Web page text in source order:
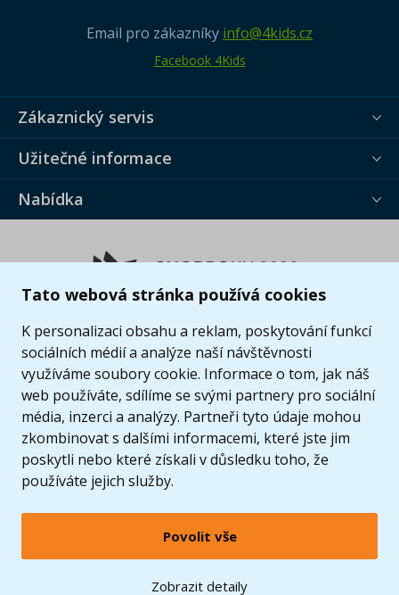
Tato webová stránka používá cookies
K personalizaci obsahu a reklam, poskytování funkcí
sociálních médií a analýze naší návštěvnosti
využíváme soubory cookie. Informace o tom, jak náš
web používáte, sdílíme se svými partnery pro sociální
média, inzerci a analýzy. Partneři tyto údaje mohou
zkombinovat s dalšími informacemi, které jste jim
poskytli nebo které získali v důsledku toho, že
používáte jejich služby.
Povolit vše
Zobrazit detaily
Email pro zákazníky info@4kids.cz
Facebook 4Kids
Zákaznický servis
Užitečné informace
Nabídka
© 2005 - 2026 Copyright 4kids.cz
LEGO, logo LEGO a minifigurka jsou ochrannými známkami společnosti LEGO Group. ©
2024 The LEGO Group.